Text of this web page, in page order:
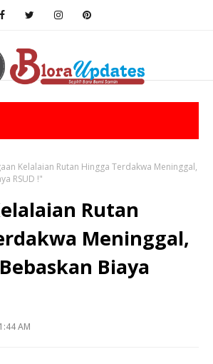
Kelalaian Rutan Hingga Terdakwa Meninggal,
RSUD !"
Rutan
Meninggal,
Biaya
1:44 AM